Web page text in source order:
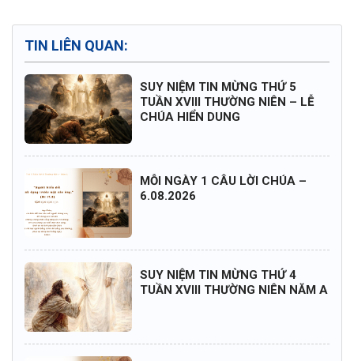
TIN LIÊN QUAN:
SUY NIỆM TIN MỪNG THỨ 5
TUẦN XVIII THƯỜNG NIÊN – LỄ
CHÚA HIỂN DUNG
MỖI NGÀY 1 CÂU LỜI CHÚA –
6.08.2026
SUY NIỆM TIN MỪNG THỨ 4
TUẦN XVIII THƯỜNG NIÊN NĂM A